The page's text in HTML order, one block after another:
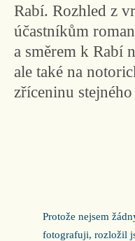
Rabí. Rozhled z
účastníkům
a směrem k Rabí
ale také na
zříceninu
Protože nejsem
fotografuji, rozložil